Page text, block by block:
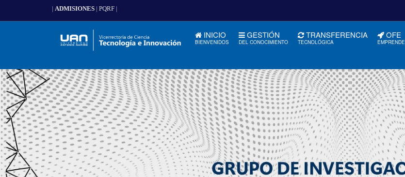
| ADMISIONES | PQRF |
INICIO
BIENVENIDOS
GESTIÓN
DEL CONOCIMIENTO
TRANSFERENCIA
TECNOLÓGICA
OFE
EMPRENDE